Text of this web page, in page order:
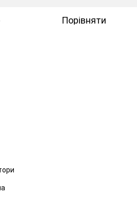
Порівняти